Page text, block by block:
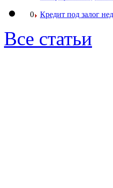
0 Кредит под залог
Все статьи